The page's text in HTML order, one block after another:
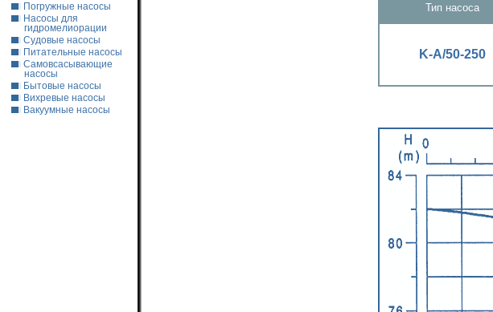
Погружные насосы
Насосы для
гидромелиорации
Судовые насосы
Питательные насосы
Самовсасывающие
насосы
Бытовые насосы
Вихревые насосы
Вакуумные насосы
Тип насоса
K-A/50-250